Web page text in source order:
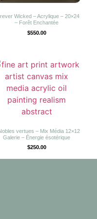
Wicked – Acrylique – 20×24
– Forêt Enchantée
$550.00
vertues – Mix Média 12×12
Galerie – Énergie ésotérique
$250.00